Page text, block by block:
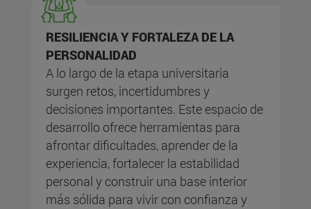
RESILIENCIA Y FORTALEZA DE LA
PERSONALIDAD
A lo largo de la etapa universitaria
surgen retos, incertidumbres y
decisiones importantes. Este espacio de
desarrollo ofrece herramientas para
afrontar dificultades, aprender de la
experiencia, fortalecer la estabilidad
personal y construir una base interior
más sólida para vivir con confianza y